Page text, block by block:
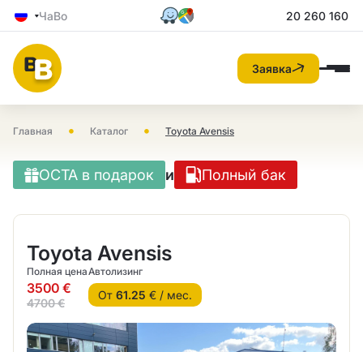
ЧаВо 20 260 160
Заявка
Главная • Каталог • Toyota Avensis
OCTA в подарок и Полный бак
Toyota Avensis
Полная цена
3500 €
4700 €
Автолизинг
От 61.25 € / мес.